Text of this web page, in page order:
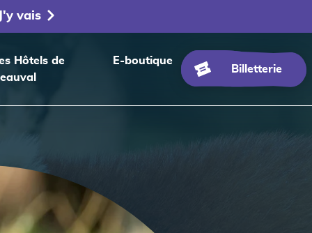
vais
Hôtels de
E-boutique
Billetterie